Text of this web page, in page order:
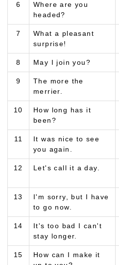
6
Where are you
headed?
7
What a pleasant
surprise!
8 May I join you?
9
The more the
merrier.
10
How long has it
been?
11
It was nice to see
you again.
12 Let's call it a day.
13
I'm sorry, but I have
to go now.
14
It's too bad I can't
stay longer.
15
How can I make it